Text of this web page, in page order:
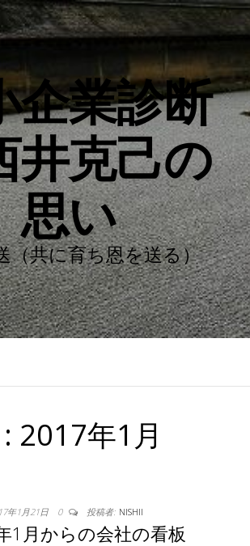
企業診断
井克己の
思い
（共に育ち恩を送る）
2017年1月
年1月21日 0 投稿者: NISHII
1月からの会社の看板